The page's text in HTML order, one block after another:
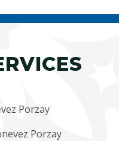
Porzay
Porzay